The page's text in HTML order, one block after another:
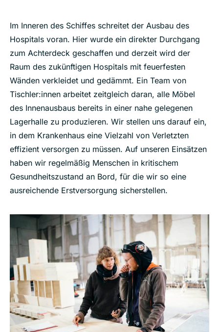
Im Inneren des Schiffes schreitet der Ausbau des
Hospitals voran. Hier wurde ein direkter Durchgang
zum Achterdeck geschaffen und derzeit wird der
Raum des zukünftigen Hospitals mit feuerfesten
Wänden verkleidet und gedämmt. Ein Team von
Tischler:innen arbeitet zeitgleich daran, alle Möbel
des Innenausbaus bereits in einer nahe gelegenen
Lagerhalle zu produzieren. Wir stellen uns darauf ein,
in dem Krankenhaus eine Vielzahl von Verletzten
effizient versorgen zu müssen. Auf unseren Einsätzen
haben wir regelmäßig Menschen in kritischem
Gesundheitszustand an Bord, für die wir so eine
ausreichende Erstversorgung sicherstellen.